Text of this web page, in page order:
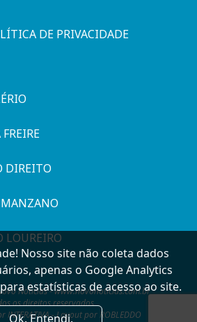
DE PRIVACIDADE
DIREITO
LOUREIRO
Notícias - www.novonoticias.com.br
os direitos reservados
INTERATIVA - Layout por ROBLEDDO
Nosso site não coleta dados
apenas o Google Analytics
estatísticas de acesso ao site.
Ok. Entendi.